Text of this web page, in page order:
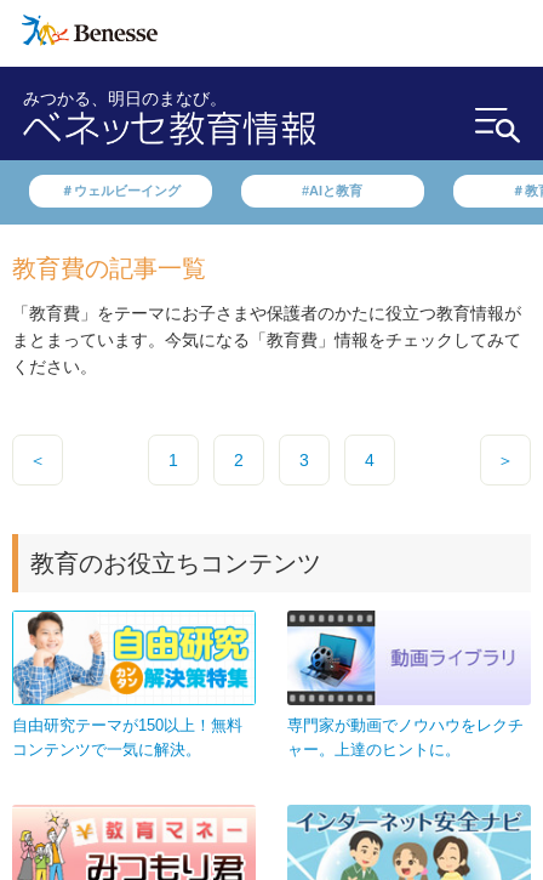
みつかる、明日のまなび。
＃ウェルビーイング #AIと教育 ＃教
教育費の記事一覧
「教育費」をテーマにお子さまや保護者のかたに役立つ教育情報が
まとまっています。今気になる「教育費」情報をチェックしてみて
ください。
＜ 1 2 3 4 ＞
教育のお役立ちコンテンツ
自由研究テーマが150以上！無料
コンテンツで一気に解決。
専門家が動画でノウハウをレクチ
ャー。上達のヒントに。